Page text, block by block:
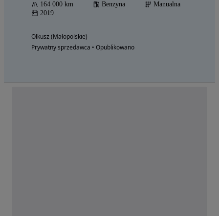
164 000 km Benzyna
Manualna
2019
Olkusz (Małopolskie)
Prywatny sprzedawca • Opublikowano